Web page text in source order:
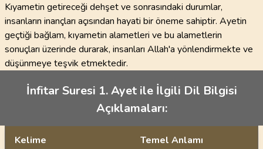
Kıyametin getireceği dehşet ve sonrasındaki durumlar,
insanların inançları açısından hayati bir öneme sahiptir. Ayetin
geçtiği bağlam, kıyametin alametleri ve bu alametlerin
sonuçları üzerinde durarak, insanları Allah'a yönlendirmekte ve
düşünmeye teşvik etmektedir.
İnfitar Suresi 1. Ayet ile İlgili Dil Bilgisi
Açıklamaları:
Kelime Temel Anlamı